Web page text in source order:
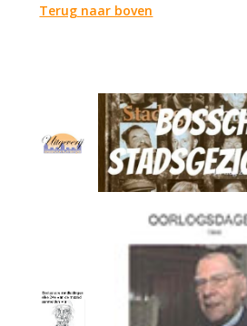
Terug naar boven